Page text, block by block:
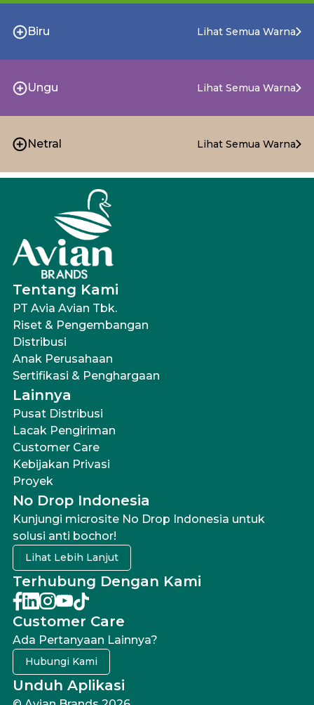
Biru Lihat Semua Warna
Ungu Lihat Semua Warna
Netral Lihat Semua Warna
Tentang Kami
PT Avia Avian Tbk.
Riset & Pengembangan
Distribusi
Anak Perusahaan
Sertifikasi & Penghargaan
Lainnya
Pusat Distribusi
Lacak Pengiriman
Customer Care
Kebijakan Privasi
Proyek
No Drop Indonesia
Kunjungi microsite No Drop Indonesia untuk
solusi anti bochor!
Lihat Lebih Lanjut
Terhubung Dengan Kami
Customer Care
Ada Pertanyaan Lainnya?
Hubungi Kami
Unduh Aplikasi